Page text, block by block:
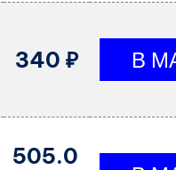
340 ₽
505.0